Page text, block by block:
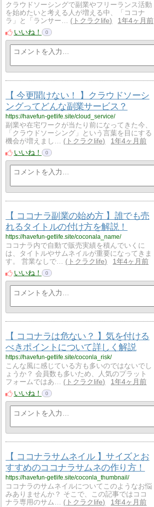
クラウドソーシングで副業やフリーランス活動
を始めたいと考える人が増える中、「ココナ
ラ」と「ランサー…
トクラクlife
1年4ヶ月前
いいね！
0
【 今更聞けない！ 】クラウドソーシ
ングってどんな副業サービス？
https://havefun-getlife.site/cloud_service/
副業や在宅ワークが当たり前になってきた今、
「クラウドソーシング」という言葉を目にする
機会が増えまし…
トクラクlife
1年4ヶ月前
いいね！
0
【 ココナラ副業の始め方 】誰でも売
れるタイトルの付け方を解説！
https://havefun-getlife.site/coconala_name/
ココナラ内で自動で販売実績を積んでいくに
は、タイトルやサムネイルが重要になってきま
す。 営業なしで…
トクラクlife
1年4ヶ月前
いいね！
0
【 ココナラは危ない？ 】気を付ける
べきポイントについて詳しく解説
https://havefun-getlife.site/coconla_risk/
こんな風に感じている方も多いのではないでし
ょうか？ 会員数も多いため、人気のプラット
フォームではあ…
トクラクlife
1年4ヶ月前
いいね！
0
【 ココナラサムネイル 】サイズとお
すすめのココナラサムネの作り方！
https://havefun-getlife.site/coconla_thumbnail/
ココナラのサムネイルについてこのようなお悩
みありませんか？ そこで、この記事ではココ
ナラ専用のサム…
トクラクlife 1年4ヶ月前